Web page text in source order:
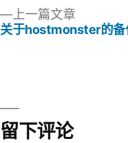
上一篇文章
一
关于hostmonster的备
留下评论